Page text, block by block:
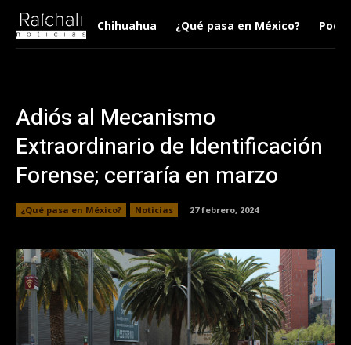
Chihuahua ¿Qué pasa en México?
Adiós al Mecanismo
Extraordinario de Identificación
Forense; cerraría en marzo
¿Qué pasa en México? Noticias 27 febrero, 2024